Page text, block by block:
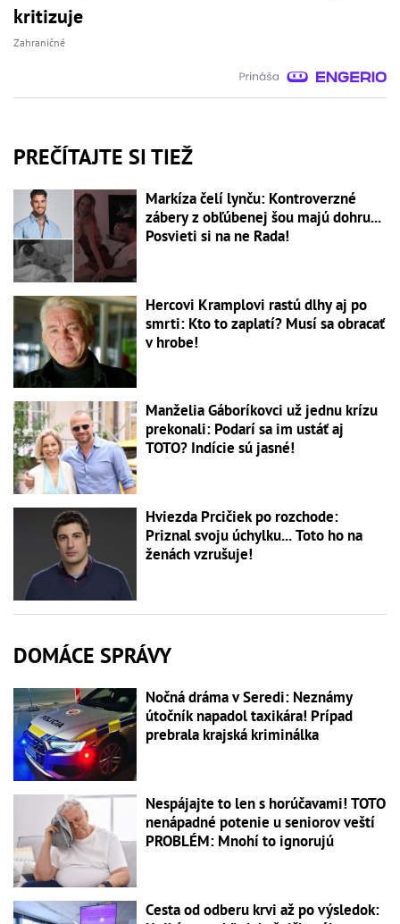
kritizuje
Zahraničné
PREČÍTAJTE SI TIEŽ
Markíza čelí lynču: Kontroverzné
zábery z obľúbenej šou majú dohru...
Posvieti si na ne Rada!
Hercovi Kramplovi rastú dlhy aj po
smrti: Kto to zaplatí? Musí sa obracať
v hrobe!
Manželia Gáboríkovci už jednu krízu
prekonali: Podarí sa im ustáť aj
TOTO? Indície sú jasné!
Hviezda Prcičiek po rozchode:
Priznal svoju úchylku... Toto ho na
ženách vzrušuje!
DOMÁCE SPRÁVY
Nočná dráma v Seredi: Neznámy
útočník napadol taxikára! Prípad
prebrala krajská kriminálka
Nespájajte to len s horúčavami! TOTO
nenápadné potenie u seniorov veští
PROBLÉM: Mnohí to ignorujú
Cesta od odberu krvi až po výsledok: